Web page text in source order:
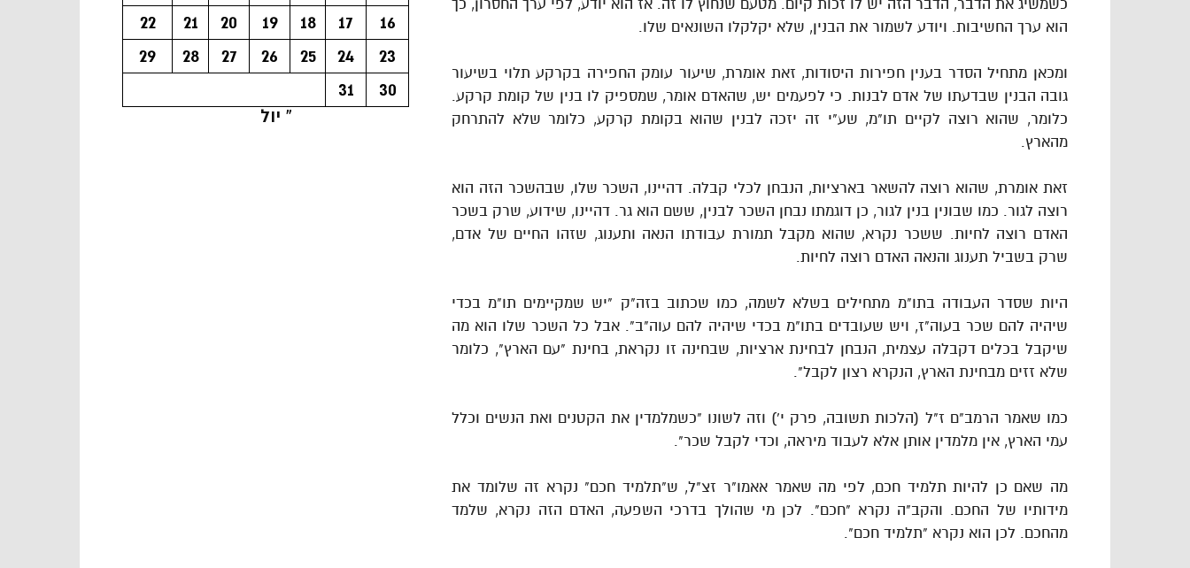
הוא ערך החשיבות. ויודע לשמור את הבנין, שלא יקלקלו השונאים שלו.
ומכאן מתחיל הסדר בענין חפירות היסודות, זאת אומרת, שיעור עומק החפירה בקרקע תלוי בשיעור
גובה הבנין שבדעתו של אדם לבנות. כי לפעמים יש, שהאדם אומר, שמספיק לו בנין של קומת קרקע.
כלומר, שהוא רוצה לקיים תו"מ, שע"י זה יזכה לבנין שהוא בקומת קרקע, כלומר שלא להתרחק
מהארץ.
זאת אומרת, שהוא רוצה להשאר בארציות, הנבחן לכלי קבלה. דהיינו, השכר שלו, שבהשכר הזה הוא
רוצה לגור. כמו שבונין בנין לגור, כן דוגמתו נבחן השכר לבנין, ששם הוא גר. דהיינו, שידוע, שרק בשכר
האדם רוצה לחיות. ששכר נקרא, שהוא מקבל תמורת עבודתו הנאה ותענוג, שזהו החיים של אדם,
שרק בשביל תענוג והנאה האדם רוצה לחיות.
היות שסדר העבודה בתו"מ מתחילים בשלא לשמה, כמו שכתוב בזה"ק "יש שמקיימים תו"מ בכדי
שיהיה להם שכר בעוה"ז, ויש שעובדים בתו"מ בכדי שיהיה להם עוה"ב". אבל כל השכר שלו הוא מה
שיקבל בכלים דקבלה עצמית, הנבחן לבחינת ארציות, שבחינה זו נקראת, בחינת "עם הארץ", כלומר
שלא זזים מבחינת הארץ, הנקרא רצון לקבל".
כמו שאמר הרמב"ם ז"ל (הלכות תשובה, פרק י') וזה לשונו "כשמלמדין את הקטנים ואת הנשים וכלל
עמי הארץ, אין מלמדין אותן אלא לעבוד מיראה, וכדי לקבל שכר".
מה שאם כן להיות תלמיד חכם, לפי מה שאמר אאמו"ר זצ"ל, ש"תלמיד חכם" נקרא זה שלומד את
מידותיו של החכם. והקב"ה נקרא "חכם". לכן מי שהולך בדרכי השפעה, האדם הזה נקרא, שלמד
מהחכם. לכן הוא נקרא "תלמיד חכם".
16
17
18
19
20
21
22
23
24
25
26
27
28
29
30
31
« יול